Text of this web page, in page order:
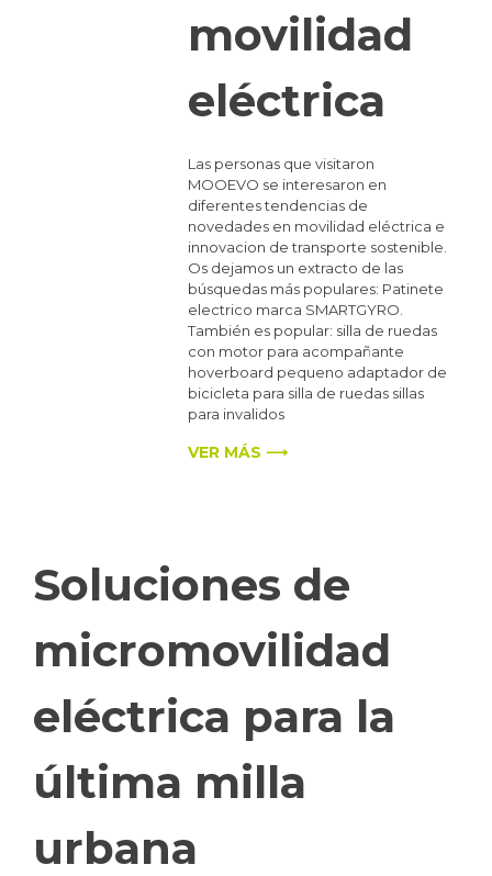
movilidad
eléctrica
Las personas que visitaron
MOOEVO se interesaron en
diferentes tendencias de
novedades en movilidad eléctrica e
innovacion de transporte sostenible.
Os dejamos un extracto de las
búsquedas más populares: Patinete
electrico marca SMARTGYRO.
También es popular: silla de ruedas
con motor para acompañante
hoverboard pequeno adaptador de
bicicleta para silla de ruedas sillas
para invalidos
VER MÁS ⟶
Soluciones de
micromovilidad
eléctrica para la
última milla
urbana